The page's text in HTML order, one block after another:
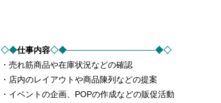
◇◆仕事内容◇◆───────────────◆◇
・売れ筋商品や在庫状況などの確認
・店内のレイアウトや商品陳列などの提案
・イベントの企画、POPの作成などの販促活動